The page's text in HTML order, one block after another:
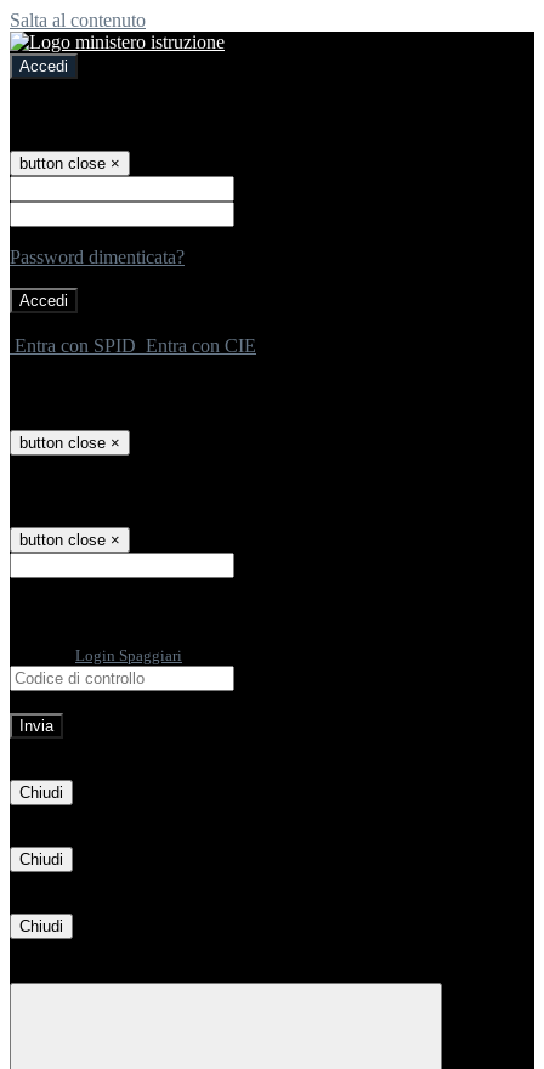
Salta al contenuto
Accedi
button close ×
Password dimenticata?
Entra con SPID Entra con CIE
button close ×
button close ×
Login Spaggiari
Chiudi
Chiudi
Chiudi